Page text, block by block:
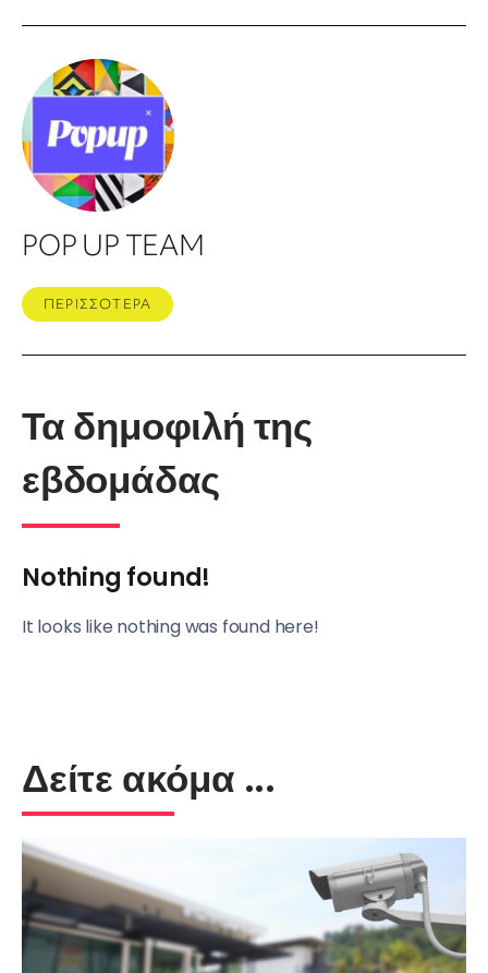
POP UP TEAM
ΠΕΡΙΣΣΟΤΕΡΑ
Τα δημοφιλή της
εβδομάδας
Nothing found!
It looks like nothing was found here!
Δείτε ακόμα ...